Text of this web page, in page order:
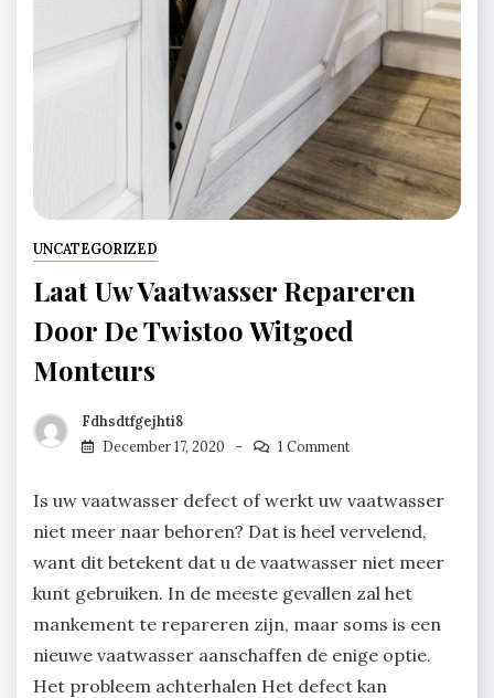
UNCATEGORIZED
Laat Uw Vaatwasser Repareren
Door De Twistoo Witgoed
Monteurs
Fdhsdtfgejhti8
December 17, 2020
1 Comment
Is uw vaatwasser defect of werkt uw vaatwasser
niet meer naar behoren? Dat is heel vervelend,
want dit betekent dat u de vaatwasser niet meer
kunt gebruiken. In de meeste gevallen zal het
mankement te repareren zijn, maar soms is een
nieuwe vaatwasser aanschaffen de enige optie.
Het probleem achterhalen Het defect kan